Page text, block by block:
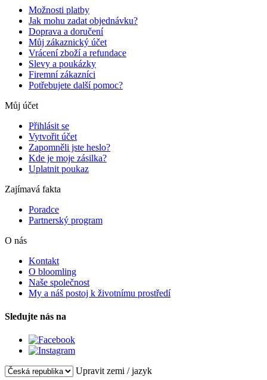
Možnosti platby
Jak mohu zadat objednávku?
Doprava a doručení
Můj zákaznický účet
Vrácení zboží a refundace
Slevy a poukázky
Firemní zákazníci
Potřebujete další pomoc?
Můj účet
Přihlásit se
Vytvořit účet
Zapomněli jste heslo?
Kde je moje zásilka?
Uplatnit poukaz
Zajímavá fakta
Poradce
Partnerský program
O nás
Kontakt
O bloomling
Naše společnost
My a náš postoj k životnímu prostředí
Sledujte nás na
Upravit zemi / jazyk